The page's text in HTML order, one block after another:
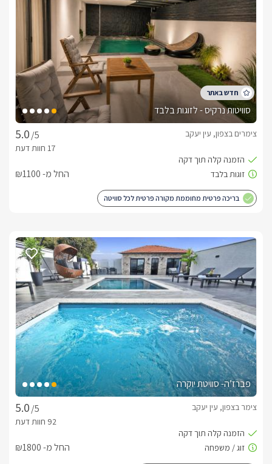
סוויטות נרקיס - לזוגות בלבד
/5
צימרים בצפון, עין יעקב
החל מ- ₪1100
בריכה פרטית מחוממת מקורה פרטית לכל סוויטה
פברז’ה- סוויטת יוקרה
/5
צימר בצפון, עין יעקב
החל מ- ₪1800